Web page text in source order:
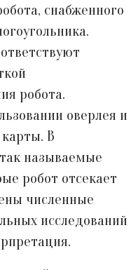
снабженного
робота.
оверлея и
В
называемые
робот отсекает
численные
исследований